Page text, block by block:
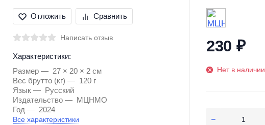
Отложить Сравнить
Написать отзыв
Характеристики:
Размер
27 × 20 × 2 см
Вес брутто (кг)
120 г
Язык
Русский
Издательство
МЦНМО
Год
2024
Все характеристики
230 ₽
Нет в наличии